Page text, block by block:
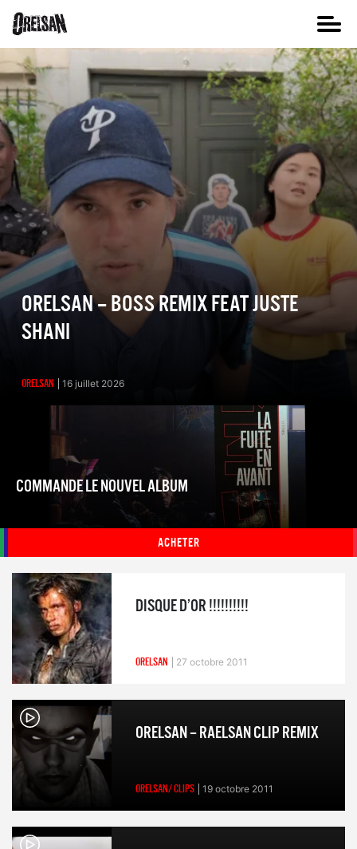
ORELSAN – BOSS REMIX FEAT JUSTE
SHANI
ORELSAN 16 juillet 2026
COMMANDE LE NOUVEL ALBUM
ACHETER
DISQUE D’OR !!!!!!!!!!
ORELSAN 27 octobre 2011
ORELSAN – RAELSAN CLIP REMIX
ORELSAN/ CLIPS 19 octobre 2011